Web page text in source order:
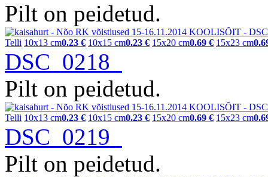
Pilt on peidetud.
Telli 10x13 cm0.23 € 10x15 cm0.23 € 15x20 cm0.69 € 15x23 cm
DSC_0218
Pilt on peidetud.
Telli 10x13 cm0.23 € 10x15 cm0.23 € 15x20 cm0.69 € 15x23 cm
DSC_0219
Pilt on peidetud.